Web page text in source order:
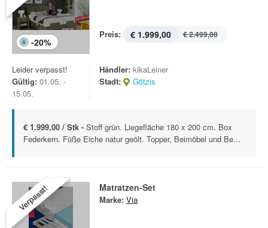
-20%
Preis: € 1.999,00 € 2.499,00
Leider verpasst!
Gültig: 01.05. -
15.05.
Händler: kikaLeiner
Stadt:
Götzis
€ 1.999,00 / Stk - Stoff grün. Liegefläche 180 x 200 cm. Box
Federkern. Füße Eiche natur geölt. Topper, Beimöbel und Be...
Verpasst! Matratzen-Set
Marke: Via